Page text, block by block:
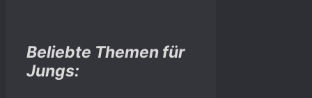
Beliebte Themen für
Jungs: